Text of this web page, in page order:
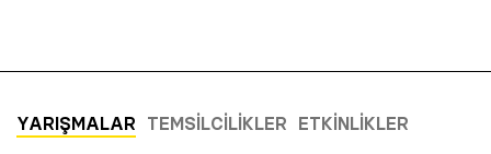
YARIŞMALAR TEMSILCILIKLER ETKINLIKLER